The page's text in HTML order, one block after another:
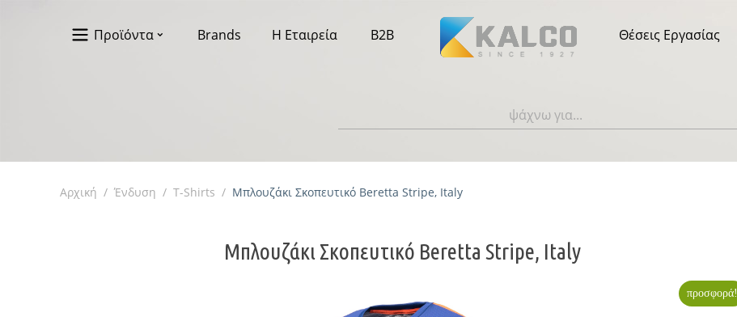
Προϊόντα Brands Η Εταιρεία B2B Θέσεις Εργασίας
Αρχική / Ένδυση / T-Shirts / Μπλουζάκι Σκοπευτικό Beretta Stripe, Italy
Μπλουζάκι Σκοπευτικό Beretta Stripe, Italy
προσφορά!